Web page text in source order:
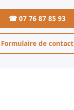
☎ 07 76 87 85 93
Formulaire de contact